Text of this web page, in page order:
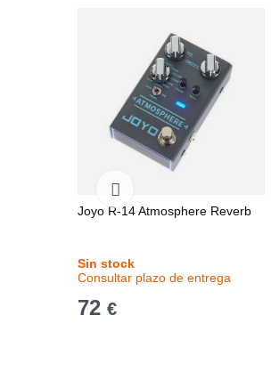
Joyo R-14 Atmosphere Reverb
Sin stock
Consultar plazo de entrega
72 €